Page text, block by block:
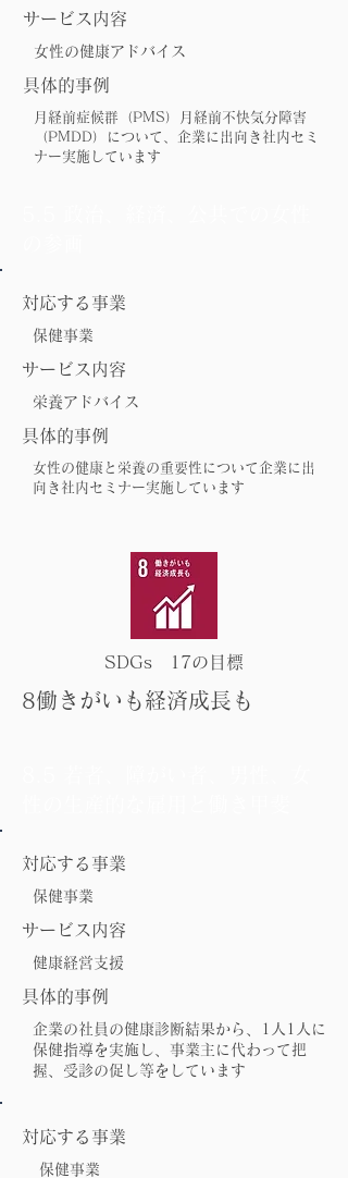
サービス内容
女性の健康アドバイス
具体的事例
月経前症候群（PMS）月経前不快気分障害
（PMDD）について、企業に出向き社内セミ
ナー実施しています
対応する事業
保健事業
サービス内容
栄養アドバイス
具体的事例
女性の健康と栄養の重要性について企業に出
向き社内セミナー実施しています
SDGs 17の目標
8働きがいも経済成長も
対応する事業
保健事業
サービス内容
健康経営支援
具体的事例
​企業の社員の健康診断結果から、1人1人に
保健指導を実施し、事業主に代わって把
握、受診の促し等をしています
対応する事業
保健事業